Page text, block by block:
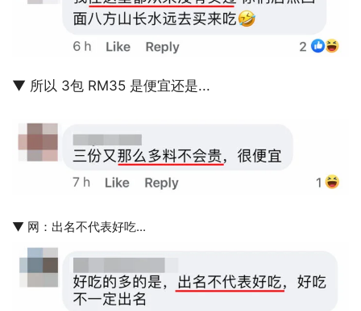
▼ 所以 3包 RM35 是便宜还是...
▼ 网：出名不代表好吃...